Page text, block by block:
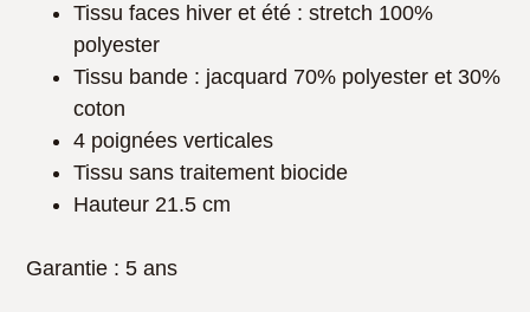
Tissu faces hiver et été : stretch 100%
polyester
Tissu bande : jacquard 70% polyester et 30%
coton
4 poignées verticales
Tissu sans traitement biocide
Hauteur 21.5 cm
Garantie : 5 ans